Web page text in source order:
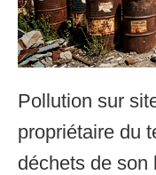
Pollution sur
propriétaire du
déchets de son